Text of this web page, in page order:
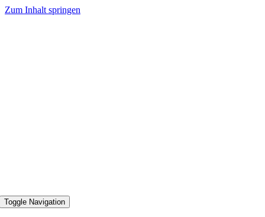
Zum Inhalt springen
Toggle Navigation